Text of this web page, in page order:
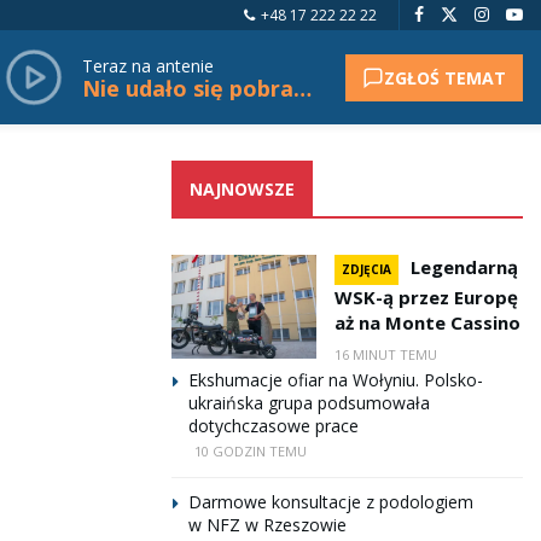
+48 17 222 22 22
Teraz na antenie
Nie udało się pobrać tytułu. ZGŁOŚ TEMAT
NAJNOWSZE
ZDJĘCIA
Legendarną
WSK-ą przez Europę
aż na Monte Cassino
16 MINUT TEMU
Ekshumacje ofiar na Wołyniu. Polsko-
ukraińska grupa podsumowała
dotychczasowe prace
10 GODZIN TEMU
Darmowe konsultacje z podologiem
w NFZ w Rzeszowie